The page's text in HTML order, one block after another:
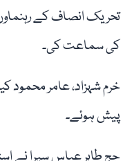
تحریک انصاف کے
کی سماعت کی۔
خرم شہزاد، عامر محمود
پیش ہوئے۔